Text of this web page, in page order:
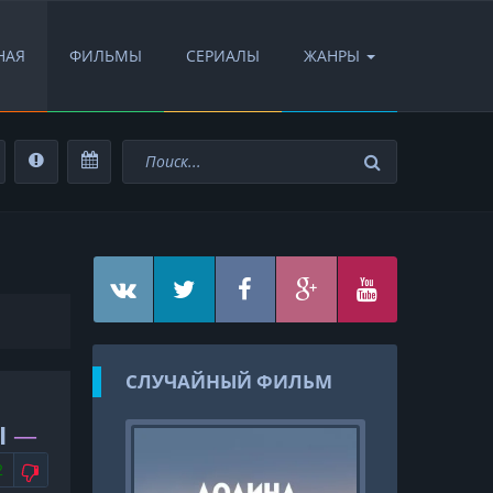
ФИЛЬМЫ СЕРИАЛЫ ЖАНРЫ
—
НЕ НРАВИТСЯ
СЛУЧАЙНЫЙ ФИЛЬМ